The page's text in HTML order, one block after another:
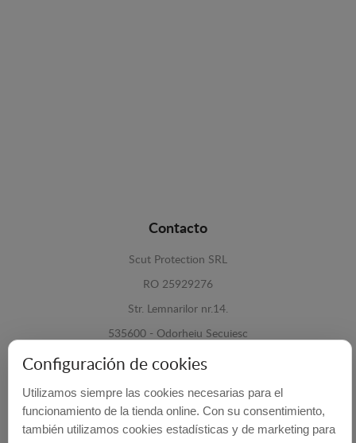
Contacto
Scut Protection SRL
RO 25929276
Str. Lemnarilor nr.14.
535600 - Odorheiu Secuiesc
Harghita, Romania
E-mail: info@cubrecarter.com
Site: www.cubrecarter.com
Configuración de cookies
Utilizamos siempre las cookies necesarias para el
funcionamiento de la tienda online. Con su consentimiento,
también utilizamos cookies estadísticas y de marketing para